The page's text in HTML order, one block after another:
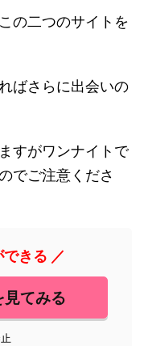
の二つのサイトを
ばさらに出会いの
すがワンナイトで
でご注意くださ
きる ／
見てみる